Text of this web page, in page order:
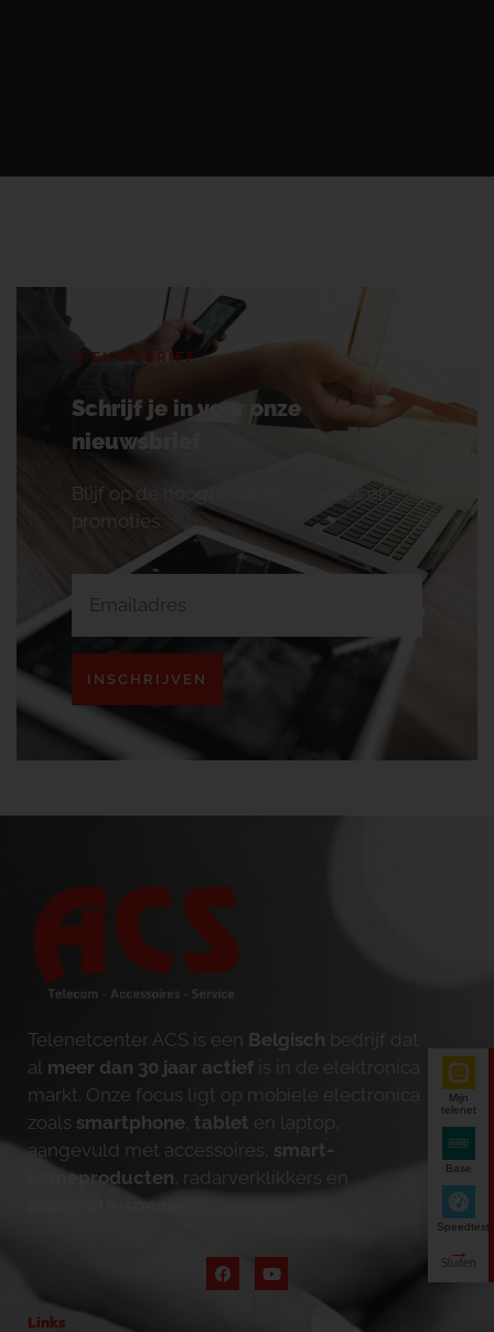
NIEUWSBRIEF
Schrijf je in voor onze
nieuwsbrief
Blijf op de hoogte van onze acties en
promoties.
INSCHRIJVEN
Telenetcenter ACS is een Belgisch bedrijf dat
al meer dan 30 jaar actief is in de elektronica
markt. Onze focus ligt op mobiele electronica
zoals smartphone tablet en laptop,
aangevuld met accessoires, smart-
homeproducten , radarverklikkers en
bluetooth-speakers
Links
Mijn
telenet
Base
Speedtest